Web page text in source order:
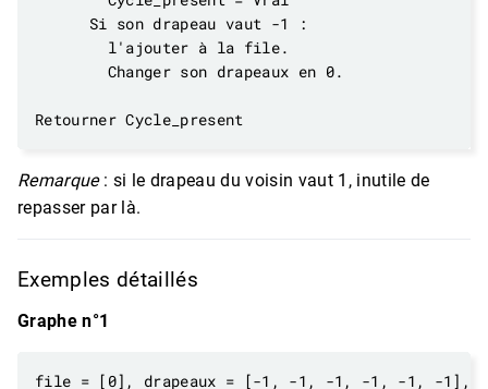
Remarque: si le drapeau du voisin vaut 1, inutile de
repasser par là.
Exemples détaillés
Graphe n°1